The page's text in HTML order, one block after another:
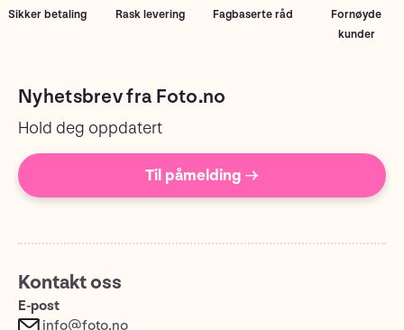
Sikker betaling Rask levering Fagbaserte råd
Fornøyde
kunder
Nyhetsbrev fra Foto.no
Hold deg oppdatert
Til påmelding →
Kontakt oss
E-post
info@foto.no